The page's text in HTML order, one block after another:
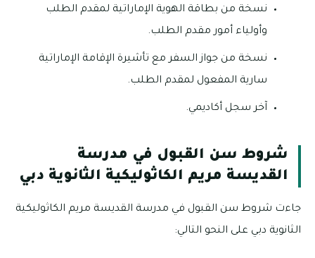
نسخة من بطاقة الهوية الإماراتية لمقدم الطلب
وأولياء أمور مقدم الطلب.
نسخة من جواز السفر مع تأشيرة الإقامة الإماراتية
سارية المفعول لمقدم الطلب.
آخر سجل أكاديمي.
شروط سن القبول في مدرسة
القديسة مريم الكاثوليكية الثانوية دبي
جاءت شروط سن القبول في مدرسة القديسة مريم الكاثوليكية
الثانوية دبي على النحو التالي: